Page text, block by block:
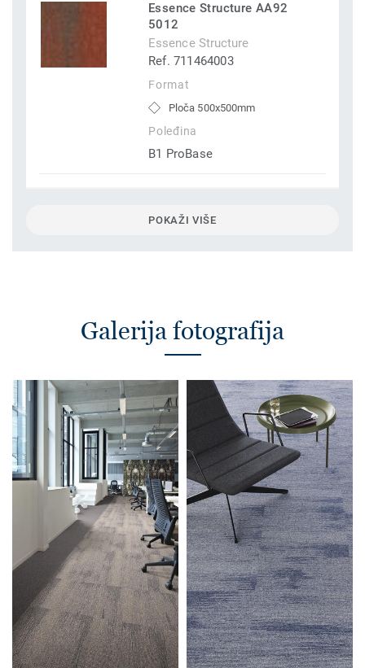
Essence Structure AA92
5012
Essence Structure
Ref. 711464003
Format
Ploča 500x500mm
Poleđina
B1 ProBase
POKAŽI VIŠE
Galerija fotografija